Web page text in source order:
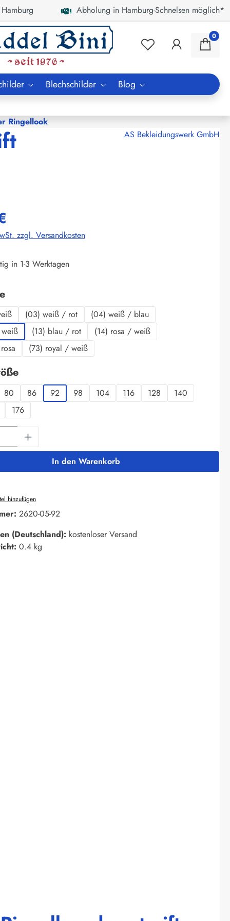
Abholung in Hamburg-Schnelsen möglich*
0
Blechschilder Blog
Ringellook
AS Bekleidungswerk GmbH
zzgl. Versandkosten
in 1-3 Werktagen
auswählen
(03) weiß / rot
(04) weiß / blau
(13) blau / rot
(14) rosa / weiß
(73) royal / weiß
auswählen
80 86 92 98 104 116 128
140
176
Gib den gewünschten Wert ein
In den Warenkorb
hinzufügen
2620-05-92
(Deutschland): kostenloser Versand
0.4 kg